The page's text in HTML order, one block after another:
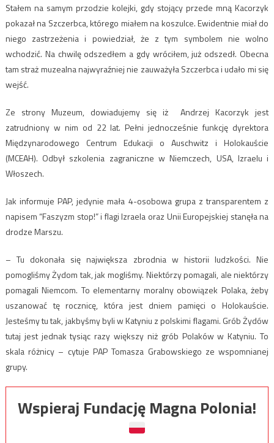
Stałem na samym przodzie kolejki, gdy stojący przede mną Kacorzyk
pokazał na Szczerbca, którego miałem na koszulce. Ewidentnie miał do
niego zastrzeżenia i powiedział, że z tym symbolem nie wolno
wchodzić. Na chwilę odszedłem a gdy wróciłem, już odszedł. Obecna
tam straż muzealna najwyraźniej nie zauważyła Szczerbca i udało mi się
wejść.
Ze strony Muzeum, dowiadujemy się iż Andrzej Kacorzyk jest
zatrudniony w nim od 22 lat. Pełni jednocześnie funkcję dyrektora
Międzynarodowego Centrum Edukacji o Auschwitz i Holokauście
(MCEAH). Odbył szkolenia zagraniczne w Niemczech, USA, Izraelu i
Włoszech.
Jak informuje PAP, jedynie mała 4-osobowa grupa z transparentem z
napisem “Faszyzm stop!” i flagi Izraela oraz Unii Europejskiej stanęła na
drodze Marszu.
– Tu dokonała się największa zbrodnia w historii ludzkości. Nie
pomogliśmy Żydom tak, jak mogliśmy. Niektórzy pomagali, ale niektórzy
pomagali Niemcom. To elementarny moralny obowiązek Polaka, żeby
uszanować tę rocznicę, która jest dniem pamięci o Holokauście.
Jesteśmy tu tak, jakbyśmy byli w Katyniu z polskimi flagami. Grób Żydów
tutaj jest jednak tysiąc razy większy niż grób Polaków w Katyniu. To
skala różnicy – cytuje PAP Tomasza Grabowskiego ze wspomnianej
grupy.
Wspieraj Fundację Magna Polonia!